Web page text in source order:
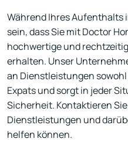
Während Ihres Aufenthalts
sein, dass Sie mit Doctor
hochwertige und
erhalten. Unser
an Dienstleistungen
Expats und sorgt in jeder
Sicherheit. Kontaktieren
Dienstleistungen und
helfen können.